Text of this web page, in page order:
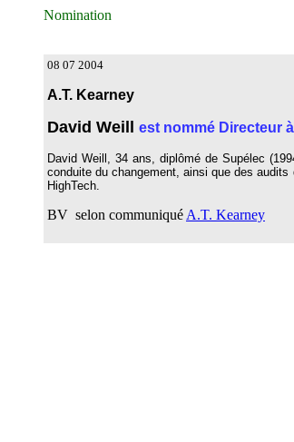
Nomination
08 07 2004
A.T. Kearney
David Weill est nommé Directeur
David Weill, 34 ans, diplômé de Supélec
conduite du changement, ainsi que des
HighTech.
BV selon communiqué A.T. Kearney